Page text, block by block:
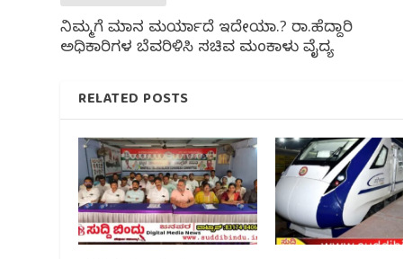
ನಿಮ್ಮಗೆ ಮಾನ ಮರ್ಯಾದೆ ಇದೇಯಾ.? ರಾ.ಹೆದ್ದಾರಿ
ಅಧಿಕಾರಿಗಳ ಬೆವರಿಳಿಸಿ ಸಚಿವ ಮಂಕಾಳು ವೈದ್ಯ
RELATED POSTS